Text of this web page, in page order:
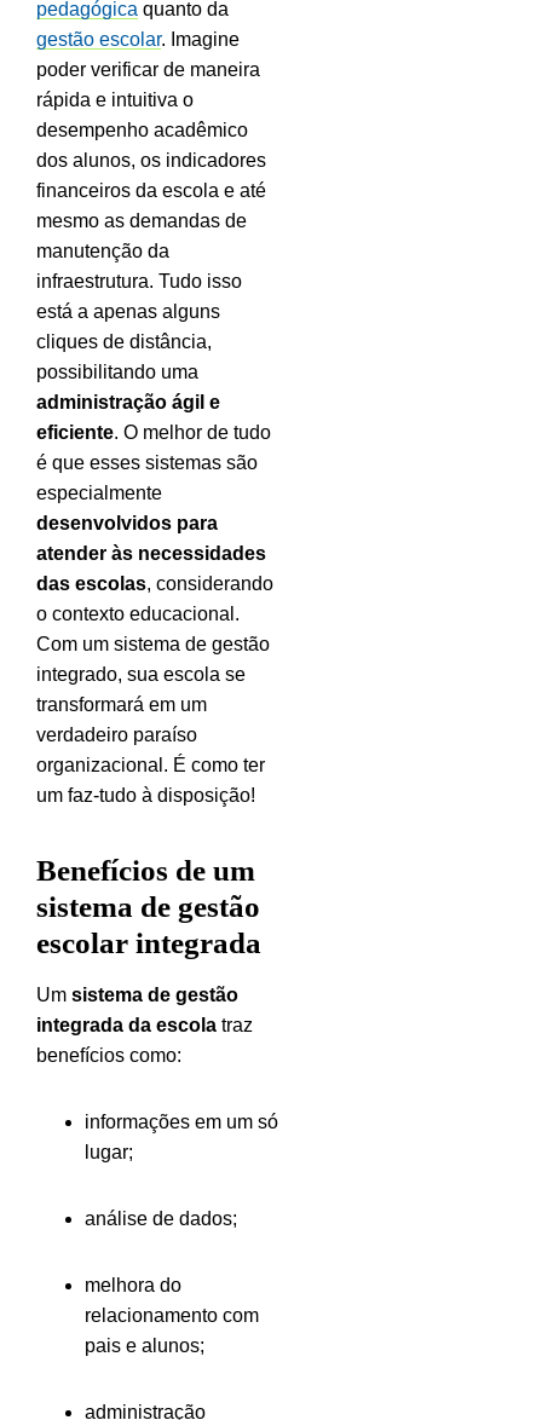
pedagógica quanto da
gestão escolar. Imagine
poder verificar de maneira
rápida e intuitiva o
desempenho acadêmico
dos alunos, os indicadores
financeiros da escola e até
mesmo as demandas de
manutenção da
infraestrutura. Tudo isso
está a apenas alguns
cliques de distância,
possibilitando uma
administração ágil e
eficiente. O melhor de tudo
é que esses sistemas são
especialmente
desenvolvidos para
atender às necessidades
das escolas, considerando
o contexto educacional.
Com um sistema de gestão
integrado, sua escola se
transformará em um
verdadeiro paraíso
organizacional. É como ter
um faz-tudo à disposição!
Benefícios de um
sistema de gestão
escolar integrada
Um sistema de gestão
integrada da escola traz
benefícios como:
informações em um só
lugar;
análise de dados;
melhora do
relacionamento com
pais e alunos;
administração